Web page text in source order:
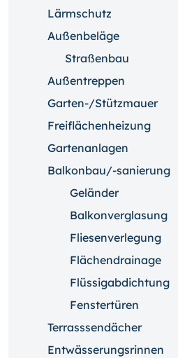
Lärmschutz
Außenbeläge
Straßenbau
Außentreppen
Garten-/Stützmauer
Freiflächenheizung
Gartenanlagen
Balkonbau/-sanierung
Geländer
Balkonverglasung
Fliesenverlegung
Flächendrainage
Flüssigabdichtung
Fenstertüren
Terrasssendächer
Entwässerungsrinnen